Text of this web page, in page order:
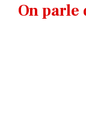
On parle